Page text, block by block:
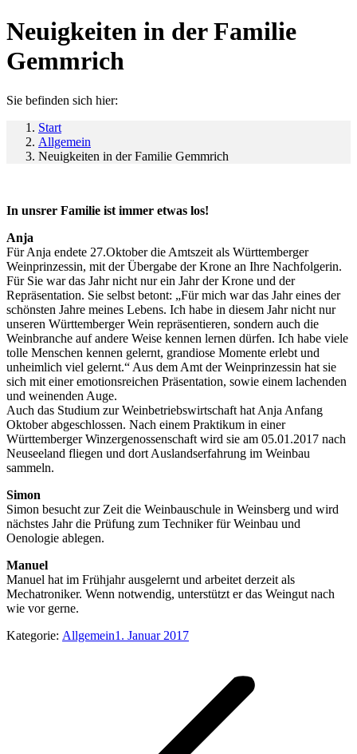
Neuigkeiten in der Familie
Gemmrich
Sie befinden sich hier:
Start
Allgemein
Neuigkeiten in der Familie Gemmrich
In unsrer Familie ist immer etwas los!
Anja
Für Anja endete 27.Oktober die Amtszeit als Württemberger
Weinprinzessin, mit der Übergabe der Krone an Ihre Nachfolgerin.
Für Sie war das Jahr nicht nur ein Jahr der Krone und der
Repräsentation. Sie selbst betont: „Für mich war das Jahr eines der
schönsten Jahre meines Lebens. Ich habe in diesem Jahr nicht nur
unseren Württemberger Wein repräsentieren, sondern auch die
Weinbranche auf andere Weise kennen lernen dürfen. Ich habe viele
tolle Menschen kennen gelernt, grandiose Momente erlebt und
unheimlich viel gelernt.“ Aus dem Amt der Weinprinzessin hat sie
sich mit einer emotionsreichen Präsentation, sowie einem lachenden
und weinenden Auge.
Auch das Studium zur Weinbetriebswirtschaft hat Anja Anfang
Oktober abgeschlossen. Nach einem Praktikum in einer
Württemberger Winzergenossenschaft wird sie am 05.01.2017 nach
Neuseeland fliegen und dort Auslandserfahrung im Weinbau
sammeln.
Simon
Simon besucht zur Zeit die Weinbauschule in Weinsberg und wird
nächstes Jahr die Prüfung zum Techniker für Weinbau und
Oenologie ablegen.
Manuel
Manuel hat im Frühjahr ausgelernt und arbeitet derzeit als
Mechatroniker. Wenn notwendig, unterstützt er das Weingut nach
wie vor gerne.
Kategorie: Allgemein1. Januar 2017